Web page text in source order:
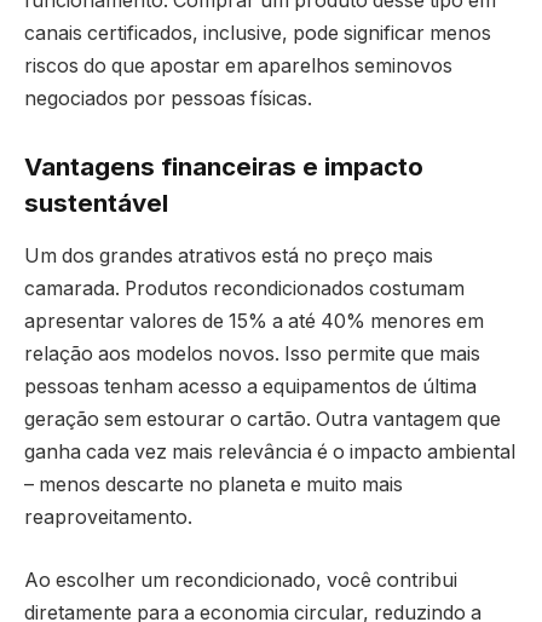
canais certificados, inclusive, pode significar menos
riscos do que apostar em aparelhos seminovos
negociados por pessoas físicas.
Vantagens financeiras e impacto
sustentável
Um dos grandes atrativos está no preço mais
camarada. Produtos recondicionados costumam
apresentar valores de 15% a até 40% menores em
relação aos modelos novos. Isso permite que mais
pessoas tenham acesso a equipamentos de última
geração sem estourar o cartão. Outra vantagem que
ganha cada vez mais relevância é o impacto ambiental
– menos descarte no planeta e muito mais
reaproveitamento.
Ao escolher um recondicionado, você contribui
diretamente para a economia circular, reduzindo a